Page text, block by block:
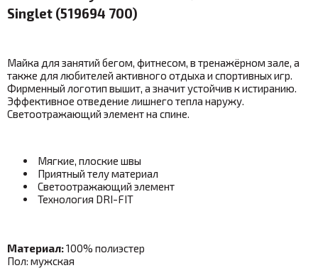
Singlet (519694 700)
Майка для занятий бегом, фитнесом, в тренажёрном зале, а
также для любителей активного отдыха и спортивных игр.
Фирменный логотип вышит, а значит устойчив к истиранию.
Эффективное отведение лишнего тепла наружу.
Светоотражающий элемент на спине.
Мягкие, плоские швы
Приятный телу материал
Светоотражающий элемент
Технология DRI-FIT
Материал:100% полиэстер
Пол: мужская